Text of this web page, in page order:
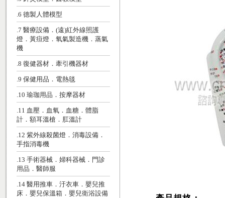
.6 德製人體模型
.7 醫療設備．(遠)紅外線照護
燈．黃疸燈．氧氣製造機．蒸氣
機
.8 復健器材．牽引機器材
.9 保健用品．電熱毯
.10 瑜珈用品．按摩器材
.11 血壓．血氧．血糖．體脂
計．額耳溫槍．肛溫計
.12 紫外線殺菌燈．消毒設備．
手指消毒機
.13 手術器械．婦科器械．門診
用品．醫師服
.14 醫用推車．汙衣車．嬰兒推
床．嬰兒保溫箱．嬰兒衛浴設備